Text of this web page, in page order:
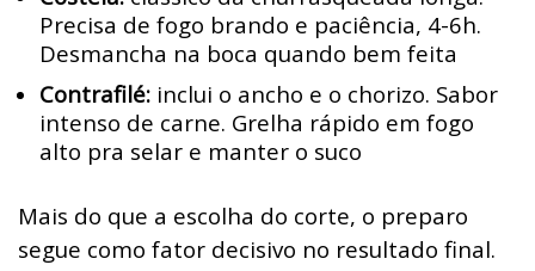
Precisa de fogo brando e paciência, 4-6h.
Desmancha na boca quando bem feita
Contrafilé: inclui o ancho e o chorizo. Sabor
intenso de carne. Grelha rápido em fogo
alto pra selar e manter o suco
Mais do que a escolha do corte, o preparo
segue como fator decisivo no resultado final.